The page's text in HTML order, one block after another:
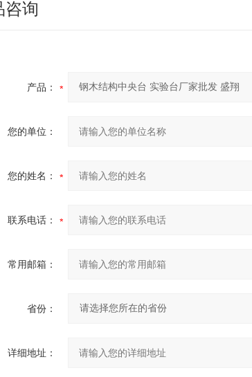
咨询
产品：
您的单位：
您的姓名：
联系电话：
常用邮箱：
省份：
详细地址：